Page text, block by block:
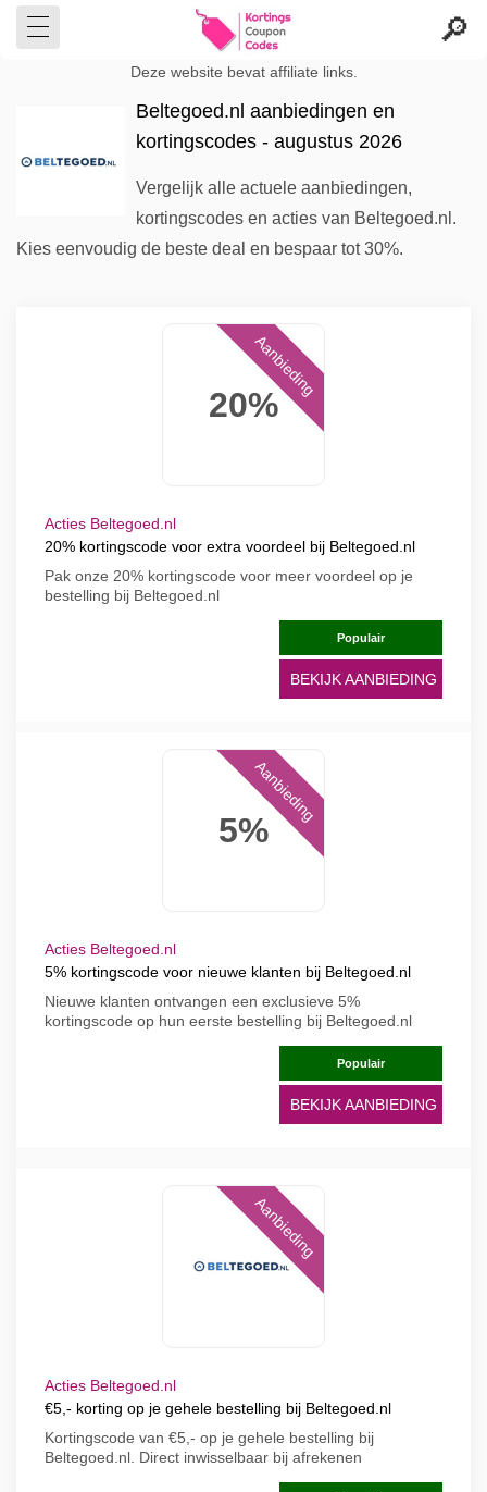
Deze website bevat affiliate links.
Beltegoed.nl aanbiedingen en
kortingscodes - augustus 2026
Vergelijk alle actuele aanbiedingen,
kortingscodes en acties van Beltegoed.nl.
Kies eenvoudig de beste deal en bespaar tot 30%.
20%
Aanbieding
Acties Beltegoed.nl
20% kortingscode voor extra voordeel bij Beltegoed.nl
Pak onze 20% kortingscode voor meer voordeel op je
bestelling bij Beltegoed.nl
Populair
BEKIJK AANBIEDING
5%
Aanbieding
Acties Beltegoed.nl
5% kortingscode voor nieuwe klanten bij Beltegoed.nl
Nieuwe klanten ontvangen een exclusieve 5%
kortingscode op hun eerste bestelling bij Beltegoed.nl
Populair
BEKIJK AANBIEDING
Aanbieding
Acties Beltegoed.nl
€5,- korting op je gehele bestelling bij Beltegoed.nl
Kortingscode van €5,- op je gehele bestelling bij
Beltegoed.nl. Direct inwisselbaar bij afrekenen